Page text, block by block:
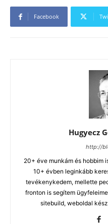
Facebook
Hugyecz
http://
20+ éve munkám és hobbim
10+ évben leginkább
tevékenykedem, mellette
fronton is segítem
sitebuild, weboldal